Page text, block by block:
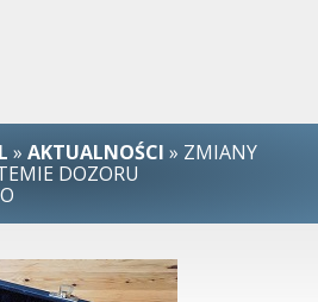
» AKTUALNOŚCI » ZMIANY
DOZORU